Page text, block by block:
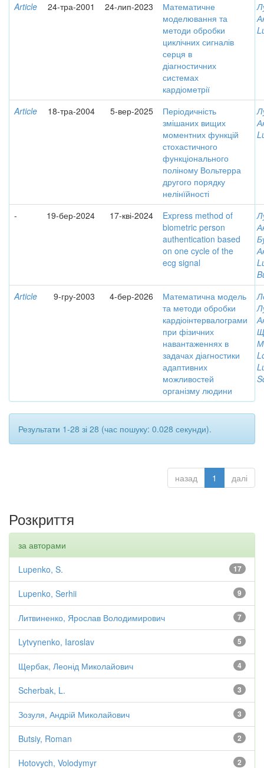
Article 24-тра-2001 24-лип-2023
Математичне
моделювання та
методи обробки
циклічних сигналів
серця в
діагностичних
системах
кардіометрії
Article 18-тра-2004 5-вер-2025
Періодичність
змішаних вищих
моментних функцій
стохастичного
функціонального
поліному Вольтерра
другого порядку
нелінїйності
- 19-бер-2024 17-кві-2024
Express method of
biometric person
authentication based
on one cycle of the
ecg signal
Article
9-гру-2003 4-бер-2026
Математична модель
та методи обробки
кардіоінтервалограми
при фізичних
навантаженнях в
задачах діагностики
адаптивних
можливостей
організму людини
Результати 1-28 зі 28 (час пошуку: 0.028 секунди).
назад 1 далі
Розкриття
за авторами
17
Lupenko, S.
9
Lupenko, Serhii
7
Литвиненко, Ярослав Володимирович
5
Lytvynenko, Iaroslav
4
Щербак, Леонід Миколайович
3
Scherbak, L.
3
Зозуля, Андрій Миколайович
2
Butsiy, Roman
2
Hotovych, Volodymyr